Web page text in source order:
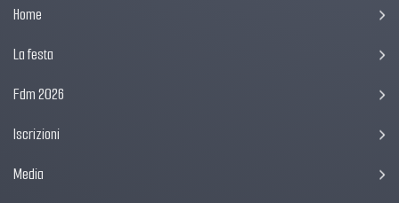
Home
La festa
Fdm 2026
Iscrizioni
Media